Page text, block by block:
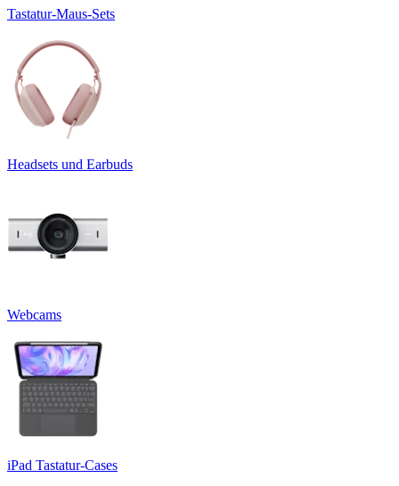
Tastatur-Maus-Sets
Headsets und Earbuds
Webcams
iPad Tastatur-Cases